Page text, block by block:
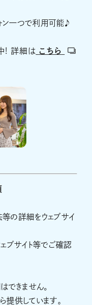
ン一つで利用可能♪
! 詳細は こちら
の詳細をウェブサイ
ブサイト等でご確認
できません。
供しています。